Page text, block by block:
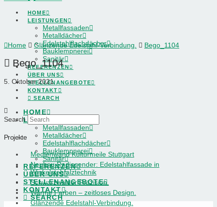
HOME
LEISTUNGEN
Metallfassaden
Metalldächer
Edelstahlflachdächer
Bauklempnerei
Sanitär
REFERENZEN
ÜBER UNS
STELLENANGEBOTE
KONTAKT
SEARCH
HOME
LEISTUNGEN
Metallfassaden
Metalldächer
Edelstahlflachdächer
Bauklempnerei
Sanitär
REFERENZEN
ÜBER UNS
STELLENANGEBOTE
KONTAKT
SEARCH
Home Glänzende Edelstahl-Verbindung. Bego_1104
Bego_1104
5. Oktober 2021
Search
Projekte
Medienwand Kulturmeile Stuttgart
Neubau Radiosender: Edelstahlfassade in
Winkelstehfalztechnik
Schwarzwälder Präzision.
Warme Farben – zeitloses Design.
Glänzende Edelstahl-Verbindung.